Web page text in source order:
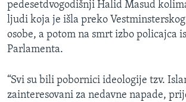
pedesetdvogodišnji Halid Masud
ljudi koja je išla preko
osobe, a potom na smrt izbo policajca
Parlamenta.
“Svi su bili pobornici ideologije tzv.
zainteresovani za nedavne napade,